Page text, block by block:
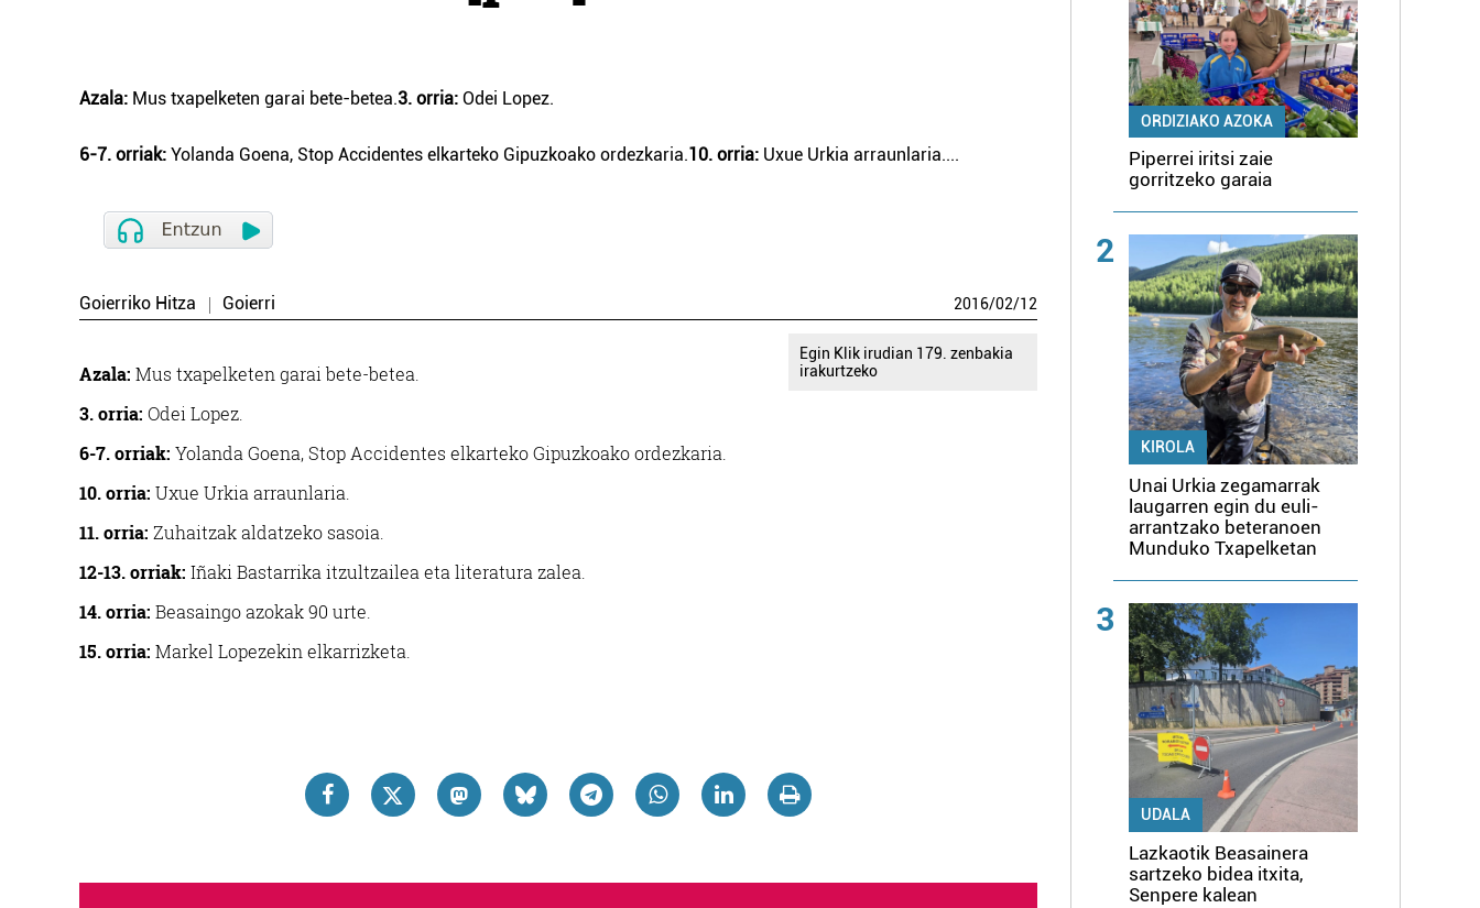
Azala: Mus txapelketen garai bete-betea.3. orria: Odei Lopez.
6-7. orriak: Yolanda Goena, Stop Accidentes elkarteko Gipuzkoako ordezkaria.10. orria: Uxue Urkia arraunlaria....
Goierriko Hitza Goierri 2016/02/12
Egin Klik irudian 179. zenbakia
irakurtzeko
Azala: Mus txapelketen garai bete-betea.
3. orria: Odei Lopez.
6-7. orriak: Yolanda Goena, Stop Accidentes elkarteko Gipuzkoako ordezkaria.
10. orria: Uxue Urkia arraunlaria.
11. orria: Zuhaitzak aldatzeko sasoia.
12-13. orriak: Iñaki Bastarrika itzultzailea eta literatura zalea.
14. orria: Beasaingo azokak 90 urte.
15. orria: Markel Lopezekin elkarrizketa.
ORDIZIAKO AZOKA
Piperrei iritsi zaie
gorritzeko garaia
2
KIROLA
Unai Urkia zegamarrak
laugarren egin du euli-
arrantzako beteranoen
Munduko Txapelketan
3
UDALA
Lazkaotik Beasainera
sartzeko bidea itxita,
Senpere kalean